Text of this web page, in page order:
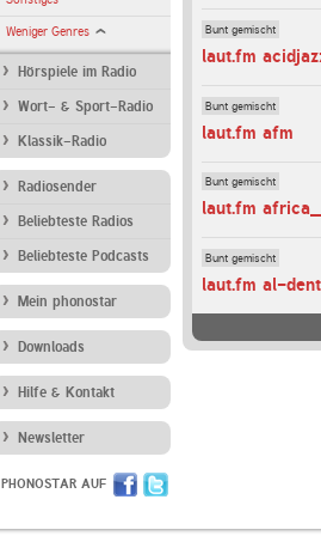
Weniger Genres
Hörspiele im Radio
Wort- & Sport-Radio
Klassik-Radio
Radiosender
Beliebteste Radios
Beliebteste Podcasts
Mein phonostar
Downloads
Hilfe & Kontakt
Newsletter
PHONOSTAR AUF
Bunt gemischt
laut.fm
Bunt gemischt
laut.fm afm
Bunt gemischt
laut.fm
Bunt gemischt
laut.fm al-